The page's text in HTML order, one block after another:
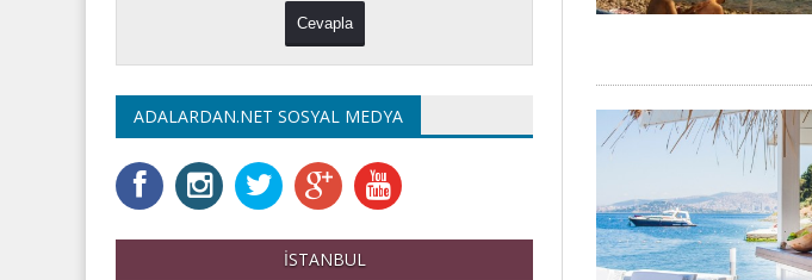
ADALARDAN.NET SOSYAL MEDYA
İSTANBUL